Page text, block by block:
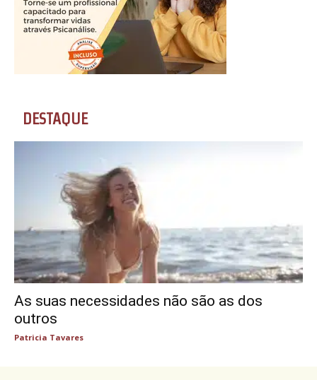
DESTAQUE
As suas necessidades não são as dos
outros
Patricia Tavares